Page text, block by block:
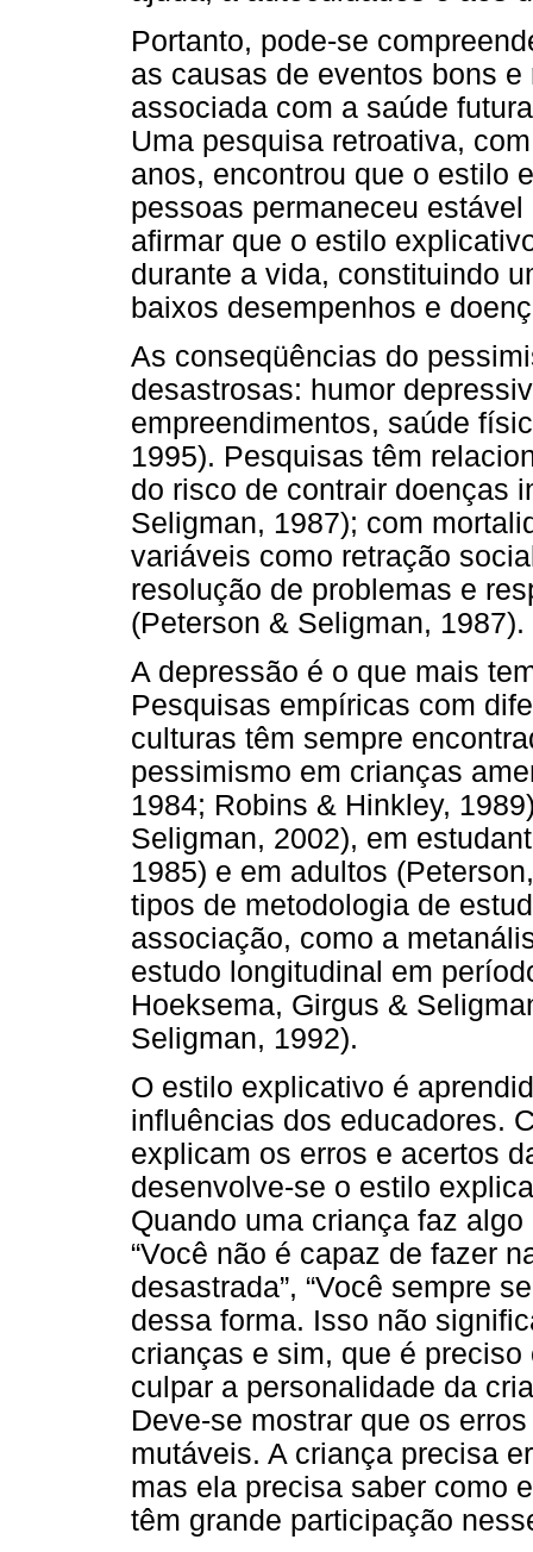
Portanto, pode-se
as causas de eventos bons
associada com a saúde
Uma pesquisa retroativa,
anos, encontrou que o estilo
pessoas permaneceu
afirmar que o estilo
durante a vida, constituindo
baixos desempenhos e
As conseqüências do
desastrosas: humor
empreendimentos, saúde
1995). Pesquisas têm
do risco de contrair doenças
Seligman, 1987); com
variáveis como retração
resolução de problemas e
(Peterson & Seligman, 1987).
A depressão é o que mais
Pesquisas empíricas com
culturas têm sempre
pessimismo em crianças
1984; Robins & Hinkley,
Seligman, 2002), em
1985) e em adultos
tipos de metodologia de
associação, como a
estudo longitudinal em
Hoeksema, Girgus &
Seligman, 1992).
O estilo explicativo é
influências dos educadores.
explicam os erros e acertos
desenvolve-se o estilo
Quando uma criança faz
“Você não é capaz de fazer
desastrada”, “Você sempre
dessa forma. Isso não
crianças e sim, que é
culpar a personalidade da
Deve-se mostrar que os
mutáveis. A criança precisa
mas ela precisa saber como
têm grande participação